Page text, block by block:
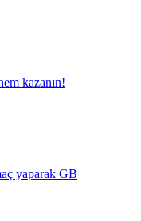
kazanın!
yaparak GB